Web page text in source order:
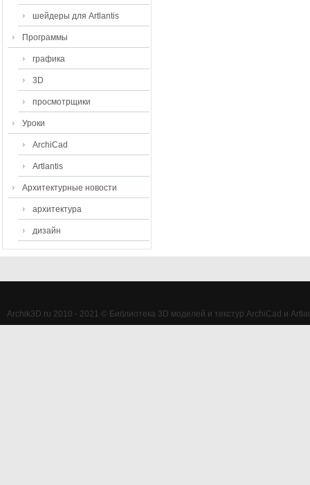
шейдеры для Artlantis
Программы
графика
3D
просмотрщики
Уроки
ArchiCad
Artlantis
Архитектурные новости
архитектура
дизайн
Archik3D.ru 2010 - 2021 © Библиотека 3D моделей и текстур ArchiCad и